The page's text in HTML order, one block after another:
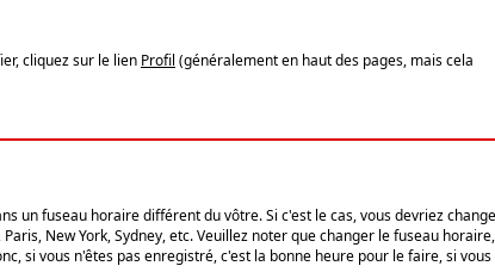
cliquez sur le lien Profil (généralement en haut des pages, mais cela
un fuseau horaire différent du vôtre. Si c'est le cas, vous devriez
New York, Sydney, etc. Veuillez noter que changer le fuseau horaire,
si vous n'êtes pas enregistré, c'est la bonne heure pour le faire, si vous